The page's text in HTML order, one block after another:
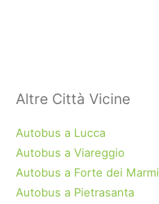
Altre Città Vicine
Autobus a Lucca
Autobus a Viareggio
Autobus a Forte dei Marmi
Autobus a Pietrasanta